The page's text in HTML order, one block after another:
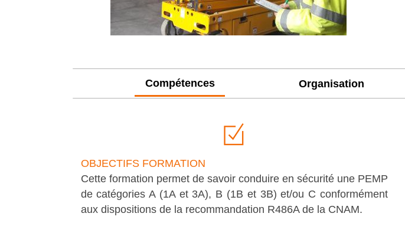
Compétences Organisation
OBJECTIFS FORMATION
Cette formation permet de savoir conduire en sécurité une PEMP
de catégories A (1A et 3A), B (1B et 3B) et/ou C conformément
aux dispositions de la recommandation R486A de la CNAM.